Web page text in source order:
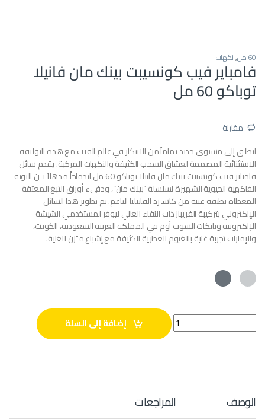
60 مل ,نكهات
فامباير فيب كونسيبت بينك مان فانيلا
توباكو 60 مل
مقارنة
انطلق إلى مستوى جديد تماماً من الابتكار في عالم الفيب مع هذه التوليفة
الاستثنائية المصممة لعشاق السحب الكثيفة والنكهات المركبة. يقدم سائل
فامباير فيب كونسيبت بينك مان فانيلا توباكو 60 مل اندماجاً مذهلاً بين النوتة
الفاكهية الحيوية الشهيرة لسلسلة “بينك مان”، ودفيء أوراق التبغ المعتقة
المغطاة بطبقة غنية من كاسترد الفانيليا الناعم. تم تطوير هذا السائل
الإلكتروني بتركيبة الفريباز ذات النقاء العالي ليوفر لمستخدمي الشيشة
الإلكترونية وتانكات السوب أوم في المملكة العربية السعودية، الكويت،
والإمارات تجربة غنية بالغيوم العطرية الكثيفة مع إشباع متزن للغاية.
فامباير فيب كونسيبت بينك مان فانيلا توباكو 60 مل quantity
إضافة إلى السلة
الوصف المراجعات